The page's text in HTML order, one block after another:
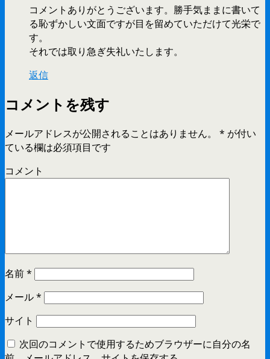
コメントありがとうございます。勝手気ままに書いて
る恥ずかしい文面ですが目を留めていただけて光栄で
す。
それでは取り急ぎ失礼いたします。
返信
コメントを残す
メールアドレスが公開されることはありません。 * が付い
ている欄は必須項目です
コメント
名前*
メール*
サイト
次回のコメントで使用するためブラウザーに自分の名